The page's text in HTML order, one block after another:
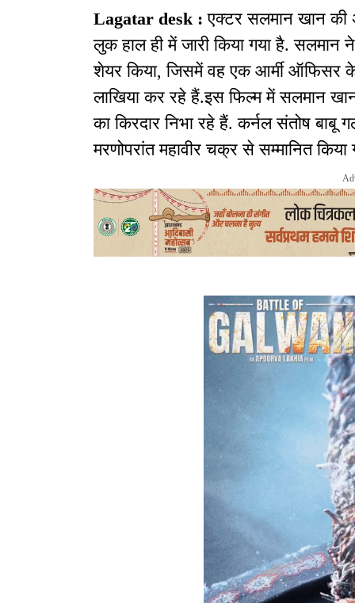
Lagatar desk :एक्टर सलमान खान की
लुक हाल ही में जारी किया गया है.
शेयर किया, जिसमें वह एक आर्मी ऑफिसर
लाखिया कर रहे हैं.इस फिल्म में सलमान
का किरदार निभा रहे हैं. कर्नल संतोष बाबू
मरणोपरांत महावीर चक्र से सम्मानित किया